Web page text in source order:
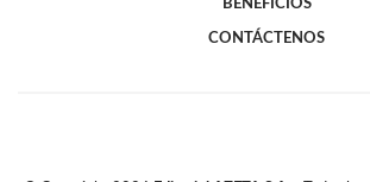
BENEFICIOS
CONTÁCTENOS